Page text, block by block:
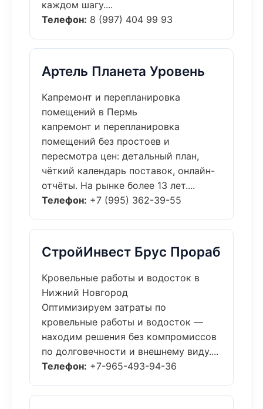
каждом шагу....
Телефон: 8 (997) 404 99 93
Артель Планета Уровень
Капремонт и перепланировка
помещений в Пермь
капремонт и перепланировка
помещений без простоев и
пересмотра цен: детальный план,
чёткий календарь поставок, онлайн-
отчёты. На рынке более 13 лет....
Телефон: +7 (995) 362-39-55
СтройИнвест Брус Прораб
Кровельные работы и водосток в
Нижний Новгород
Оптимизируем затраты по
кровельные работы и водосток —
находим решения без компромиссов
по долговечности и внешнему виду....
Телефон: +7-965-493-94-36